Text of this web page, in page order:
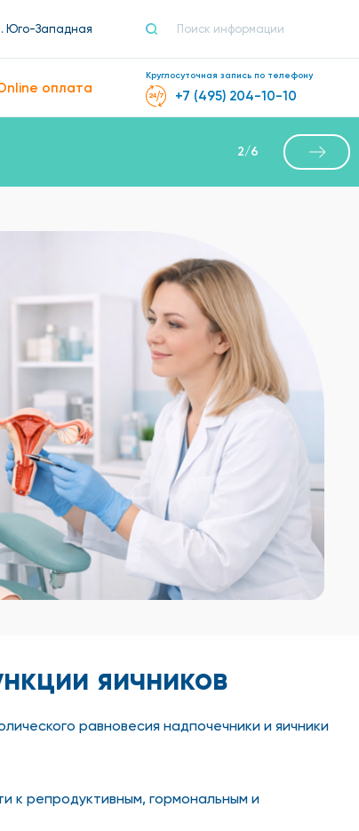
Юго-Западная
оплата
Круглосуточная запись по телефону
+7 (495) 204-10-10
2/6
яичников
равновесия надпочечники и яичники
к репродуктивным, гормональным и